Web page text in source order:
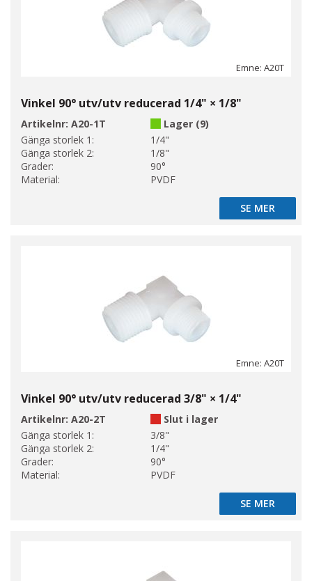
Emne: A20T
Vinkel 90° utv/utv reducerad 1/4" × 1/8"
Artikelnr: A20-1T
Lager (9)
Gänga storlek 1:
1/4"
Gänga storlek 2:
1/8"
Grader:
90°
Material:
PVDF
SE MER
SE MER
Emne: A20T
Vinkel 90° utv/utv reducerad 3/8" × 1/4"
Artikelnr: A20-2T
Slut i lager
Gänga storlek 1:
3/8"
Gänga storlek 2:
1/4"
Grader:
90°
Material:
PVDF
SE MER
SE MER